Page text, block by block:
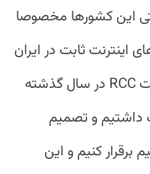
این کشورها مخصوصا
اینترنت ثابت در ایران
صورت گرفته یا خیر گفت :‌«در حاشیه نشست RCC در سال گذشته
داشتیم و تصمیم
برقرار کنیم و این